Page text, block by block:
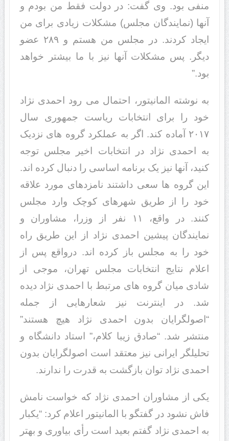
منفی بود. وی گفت: در دولت فقط من بودم و
آنها (نمایندگان مجلس) مشکلات زیادی برای من
ایجاد کردند. در مجلس من هستم و ۲۸۹ عضو
دیگر. پس مشکلات آنها نیز با ما بیشتر خواهد
بود.”
به نوشته المانیتور، احتمال می رود احمدی نژاد
خود را برای انتخابات ریاست جمهوری سال
۲۰۱۷ آماده کند. اگر به عملکرد گروه های نزدیک
به احمدی نژاد در انتخابات اخیر مجلس توجه
کنید، آنها نیز یک برنامه اساسی را دنبال کرده اند.
این گروه ها سعی داشتند نامزدهای مورد علاقه
خود را از طریق شهرهای کوچک وارد مجلس
کنند. در واقع، ۱۱ نفر از وزرا، مشاوران و
نمایندگان پیشین احمدی نژاد از این طریق راه
خود را به مجلس باز کرده اند. درواقع پس از
اعلام نتایج انتخابات مجلس تهران، موجی از
شادی میان گروه های مرتبط با احمدی نژاد دیده
شد. در اینترنت نیز شعارهایی از جمله
“اصولگرایان بدون احمدی نژاد هیچ هستند”
منتشر شد. “صادق زیبا کلام،” استاد دانشگاه و
تحلیلگر ایرانی نیز معتقد است اصولگرایان بدون
احمدی نژاد توان بازگشت به قدرت را ندارند.
یکی از مشاوران احمدی نژاد که خواست نامش
فاش نشود در گفتگو با المانیتور اعلام کرد: “یکبار
به احمدی نژاد گفتم بعید است رأی بیاوری و بهتر